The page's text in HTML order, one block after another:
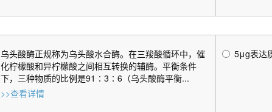
乌头酸酶正规称为乌头酸水合酶。在三羧酸循环中，催
化柠檬酸和异柠檬酸之间相互转换的辅酶。平衡条件
下，三种物质的比例是91∶3∶6（乌头酸酶平衡...
>>查看详情
5μg表达